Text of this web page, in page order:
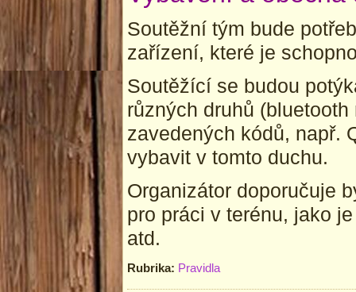
Soutěžní tým bude
zařízení, které je
Soutěžící se budou
různých druhů
zavedených kódů, např.
vybavit v tomto duchu.
Organizátor doporučuje
pro práci v terénu, jako
atd.
Rubrika: Pravidla